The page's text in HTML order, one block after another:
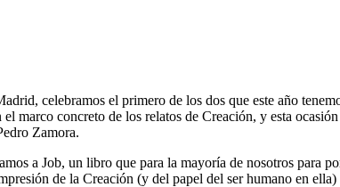
celebramos el primero de los dos que este año
marco concreto de los relatos de Creación, y esta
Zamora.
a Job, un libro que para la mayoría de nosotros para
de la Creación (y del papel del ser humano en